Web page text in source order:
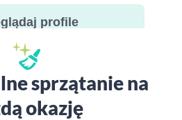
profile
sprzątanie na
okazję